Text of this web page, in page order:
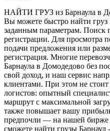
НАЙТИ ГРУЗ из Барнаула в
Вы можете быстро найти
заданным параметрам. Поиск
регистрации. Для просмотра
подачи предложения или
регистрация. Многие
Барнаула в Домодедово без
свой доход, и наш сервис
клиентами. При этом не стоит
логистов: опытный
маршрут с максимальной
также повышает вашу
предпочли — на нашей бирже
сможете найти грузы